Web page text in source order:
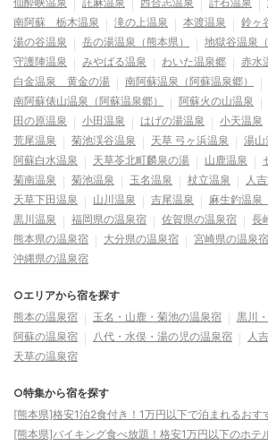
南阿蘇 栃木温泉
滝の上温泉 本渡温泉 鈴ヶ
湯の谷温泉
岳の湯温泉（熊本県）
地獄谷温泉（
守護陣温泉
みやばる温泉 わいた温泉郷 赤水
白金温泉 黄金の湯
南阿蘇温泉（阿蘇温泉郷）
南阿蘇俵山温泉（阿蘇温泉郷）
阿蘇火の山温泉
田の原温泉
小田温泉 はげの湯温泉 小天温泉
荒尾温泉
菊池渓谷温泉 天草 弓ヶ浜温泉 湯山
阿蘇白水温泉
天草苓北町麟泉の湯 山鹿温泉
菊南温泉
菊池温泉 玉名温泉 杖立温泉 人
天草下田温泉
山川温泉 吉尾温泉
麻生釣温泉
黒川温泉
福岡県の温泉宿 佐賀県の温泉宿
長
熊本県の温泉宿
大分県の温泉宿 宮崎県の温泉宿
沖縄県の温泉宿
○エリアから宿を探す
熊本の温泉宿
玉名・山鹿・菊池の温泉宿
黒川
阿蘇の温泉宿
八代・水俣・湯の児の温泉宿
人
天草の温泉宿
○特集から宿を探す
[熊本県]格安1泊2食付き！1万円以下で泊まれるおす
[熊本県]バイキング食べ放題！格安1万円以下のホテ